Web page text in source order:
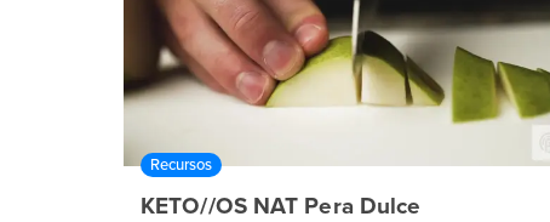
Recursos
KETO//OS NAT Pera Dulce